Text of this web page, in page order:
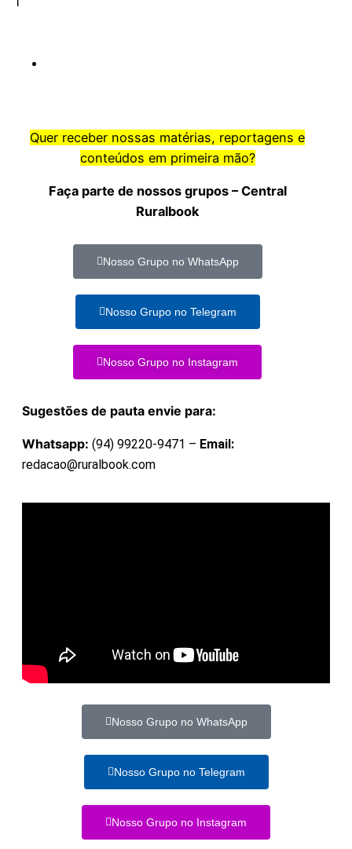
Quer receber nossas matérias, reportagens e
conteúdos em primeira mão?
Faça parte de nossos grupos – Central
Ruralbook
Nosso Grupo no WhatsApp
Nosso Grupo no Telegram
Nosso Grupo no Instagram
Sugestões de pauta envie para:
Whatsapp: (94) 99220-9471 – Email:
redacao@ruralbook.com
Nosso Grupo no WhatsApp
Nosso Grupo no Telegram
Nosso Grupo no Instagram